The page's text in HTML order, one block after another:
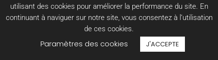
C’BON
C’BAR
C’BEAU
utilisant des cookies pour améliorer la performance du site. En
continuant à naviguer sur notre site, vous consentez à l’utilisation
de ces cookies.
Paramètres des cookies J'ACCEPTE